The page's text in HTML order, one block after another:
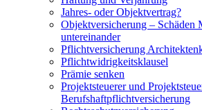
Jahres- oder Objektvertrag?
Objektversicherung – Schäden
untereinander
Pflichtversicherung
Pflichtwidrigkeitsklausel
Prämie senken
Projektsteuerer und
Berufshaftpflichtversicherung